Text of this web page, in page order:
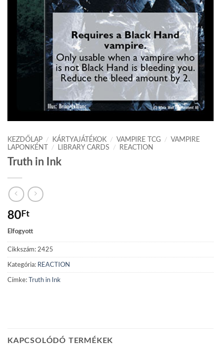
KEZDŐLAP / KÁRTYAJÁTÉKOK / VAMPIRE TCG /
VAMPIRE
LAPONKÉNT
/ LIBRARY CARDS / REACTION
Truth in Ink
80Ft
Elfogyott
Cikkszám: 2425
Kategória: REACTION
Címke: Truth in Ink
KAPCSOLÓDÓ TERMÉKEK